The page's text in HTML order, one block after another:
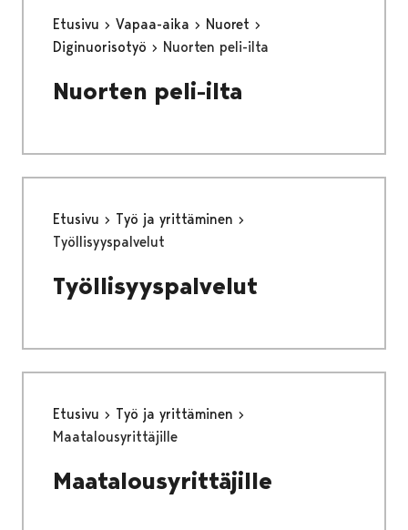
Etusivu Vapaa-aika
Nuoret
Diginuorisotyö
Nuorten peli-ilta
Nuorten peli-ilta
Etusivu
Työ ja yrittäminen
Työllisyyspalvelut
Työllisyyspalvelut
Etusivu
Työ ja yrittäminen
Maatalousyrittäjille
Maatalousyrittäjille